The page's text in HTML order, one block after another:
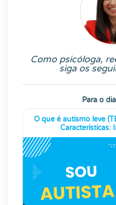
Como psicóloga,
siga os
Para o
O que é autismo leve
Características: